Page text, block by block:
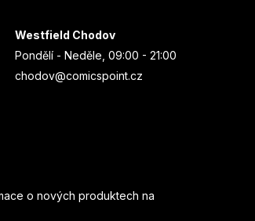
Westfield Chodov
Pondělí - Neděle, 09:00 - 21:00
chodov@comicspoint.cz
o nových produktech na